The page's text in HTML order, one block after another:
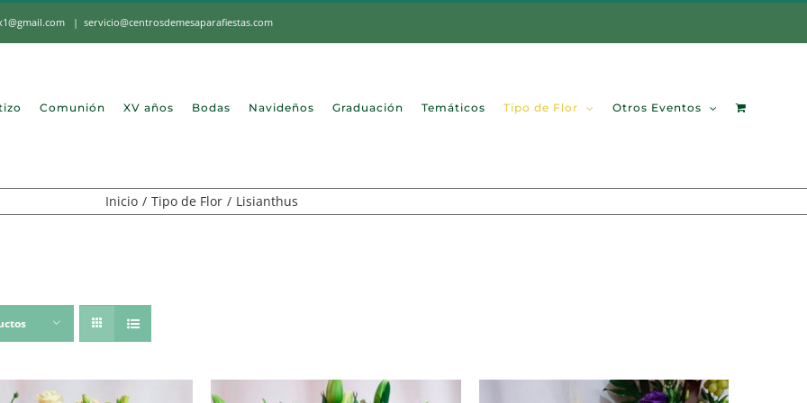
| servicio@centrosdemesaparafiestas.com
Comunión XV años Bodas Navideños Graduación Temáticos Tipo de Flor Otros Eventos
Inicio Tipo de Flor Lisianthus